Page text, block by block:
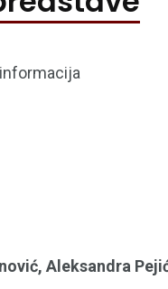
Aleksandra